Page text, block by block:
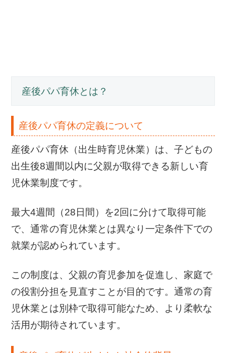
産後パパ育休とは？
産後パパ育休の定義について
産後パパ育休（出生時育児休業）は、子どもの
出生後8週間以内に父親が取得できる新しい育
児休業制度です。
最大4週間（28日間）を2回に分けて取得可能
で、通常の育児休業とは異なり一定条件下での
就業が認められています。
この制度は、父親の育児参加を促進し、家庭で
の役割分担を見直すことが目的です。通常の育
児休業とは別枠で取得可能なため、より柔軟な
活用が期待されています。